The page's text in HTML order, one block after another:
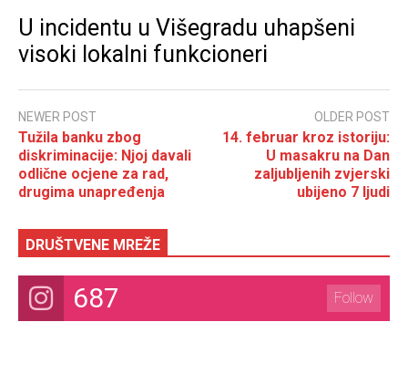
U incidentu u Višegradu uhapšeni
visoki lokalni funkcioneri
NEWER POST
Tužila banku zbog
diskriminacije: Njoj davali
odlične ocjene za rad,
drugima unapređenja
OLDER POST
14. februar kroz istoriju:
U masakru na Dan
zaljubljenih zvjerski
ubijeno 7 ljudi
DRUŠTVENE MREŽE
687 Follow